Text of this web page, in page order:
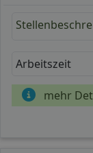
Arbeitszeit
mehr